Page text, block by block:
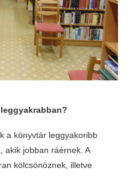
a könyvtár leggyakoribb
akik jobban ráérnek. A
kölcsönöznek, illetve